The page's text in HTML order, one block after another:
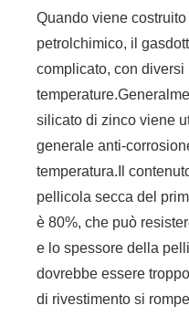
Quando viene
petrolchimico, il
complicato, con diversi
silicato di zinco viene
generale anti-
temperatura.Il
pellicola secca del
è 80%, che può
e lo spessore della
dovrebbe essere
di rivestimento si